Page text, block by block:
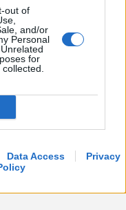
out of
and/or
Personal
for
Data Access
Privacy
per denunciare la
marito, ma